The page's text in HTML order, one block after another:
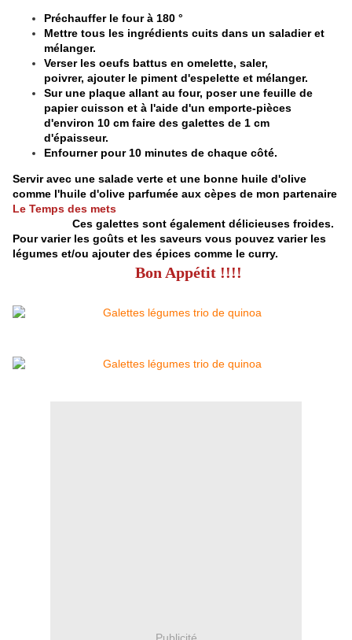
Préchauffer le four à 180 °
Mettre tous les ingrédients cuits dans un saladier et
mélanger.
Verser les oeufs battus en omelette, saler,
poivrer, ajouter le piment d'espelette et mélanger.
Sur une plaque allant au four, poser une feuille de
papier cuisson et à l'aide d'un emporte-pièces
d'environ 10 cm faire des galettes de 1 cm
d'épaisseur.
Enfourner pour 10 minutes de chaque côté.
Servir avec une salade verte et une bonne huile d'olive
comme l'huile d'olive parfumée aux cèpes de mon partenaire
Le Temps des mets
Ces galettes sont également délicieuses froides.
Pour varier les goûts et les saveurs vous pouvez varier les
légumes et/ou ajouter des épices comme le curry.
Bon Appétit !!!!
Publicité